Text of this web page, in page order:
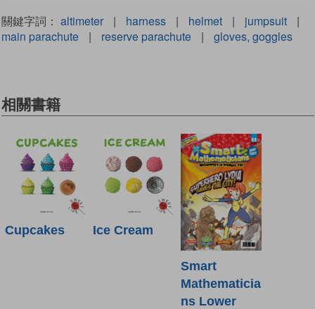
關鍵字詞： altimeter | harness | helmet | jumpsuit
|
main parachute
| reserve parachute | gloves, goggles
相關書籍
Cupcakes Ice Cream
Smart
Mathematicia
ns Lower